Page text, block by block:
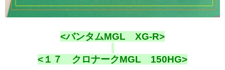
<バンタムMGL XG-R>
<１７ クロナークMGL 150HG>